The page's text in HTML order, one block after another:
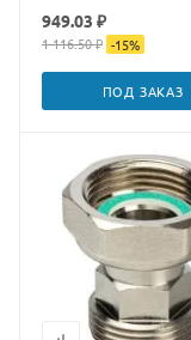
949.03 ₽
1 116.50 ₽ -15%
ПОД ЗАКАЗ